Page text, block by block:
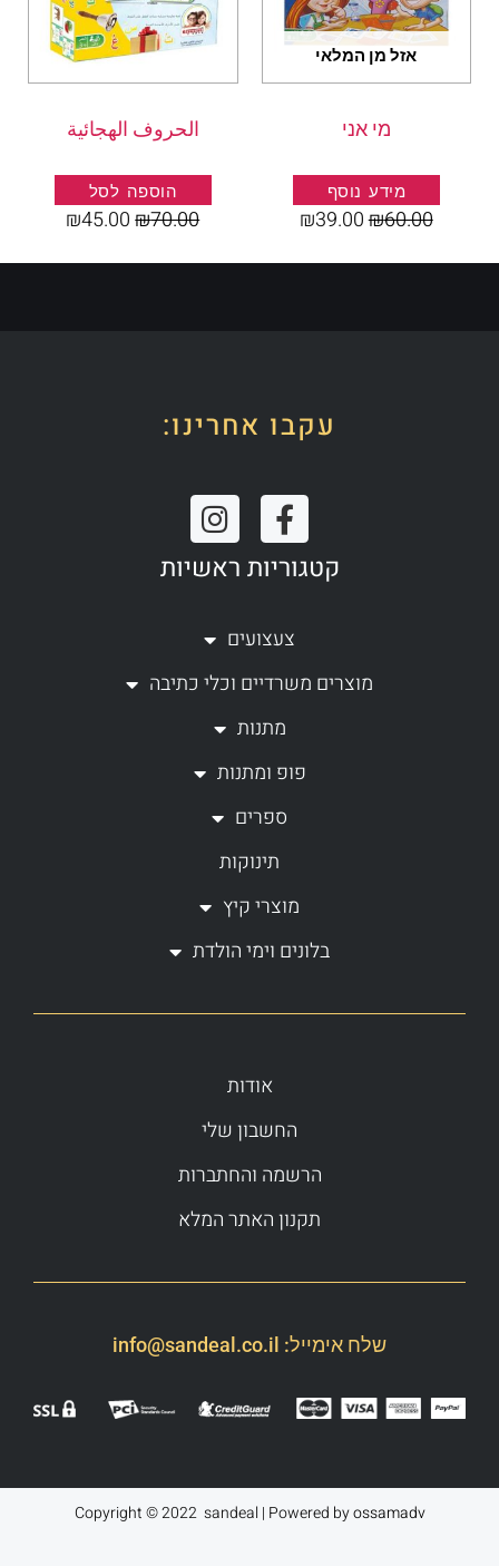
אזל מן המלאי
מי אני
מידע נוסף
₪60.00
₪39.00
الحروف الهجائية
הוספה לסל
₪70.00
₪45.00
עקבו אחרינו:
F
a
c
b
o
k
f
I
n
s
a
r
a
קטגוריות ראשיות
צעצועים
מוצרים משרדיים וכלי כתיבה
מתנות
פופ ומתנות
ספרים
תינוקות
מוצרי קיץ
בלונים וימי הולדת
אודות
החשבון שלי
הרשמה והחתברות
תקנון האתר המלא
שלח אימייל: info@sandeal.co.il
Copyright © 2022 sandeal | Powered byossamadv